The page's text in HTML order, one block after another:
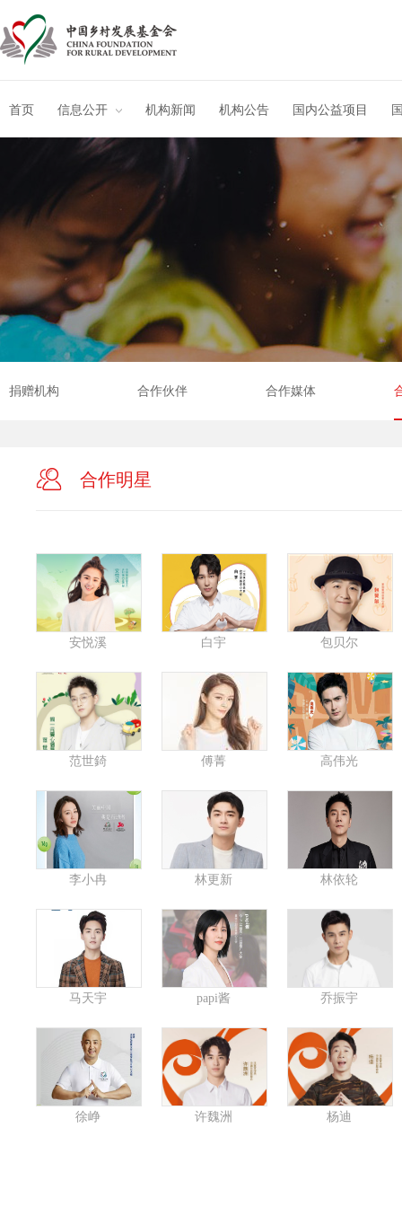
首页 信息公开 机构新闻 机构公告 国内公益项目
捐赠机构 合作伙伴 合作媒体
合作明星
安悦溪 白宇 包贝尔
范世錡 傅菁 高伟光
李小冉 林更新 林依轮
马天宇 papi酱 乔振宇
徐峥 许魏洲 杨迪